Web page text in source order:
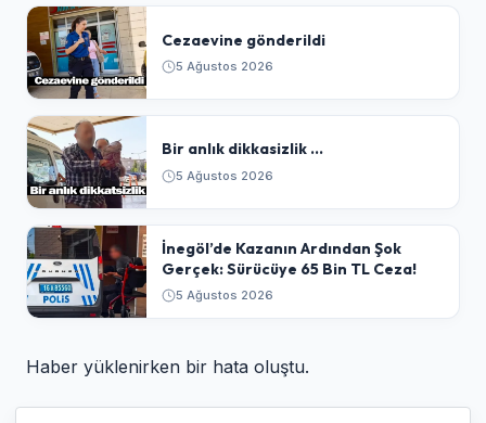
Cezaevine gönderildi
5 Ağustos 2026
Bir anlık dikkasizlik ...
5 Ağustos 2026
​İnegöl’de Kazanın Ardından Şok
Gerçek: Sürücüye 65 Bin TL Ceza!
5 Ağustos 2026
Haber yüklenirken bir hata oluştu.